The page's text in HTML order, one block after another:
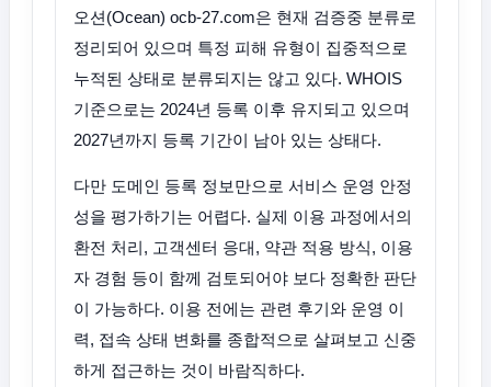
오션(Ocean) ocb-27.com은 현재 검증중 분류로
정리되어 있으며 특정 피해 유형이 집중적으로
누적된 상태로 분류되지는 않고 있다. WHOIS
기준으로는 2024년 등록 이후 유지되고 있으며
2027년까지 등록 기간이 남아 있는 상태다.
다만 도메인 등록 정보만으로 서비스 운영 안정
성을 평가하기는 어렵다. 실제 이용 과정에서의
환전 처리, 고객센터 응대, 약관 적용 방식, 이용
자 경험 등이 함께 검토되어야 보다 정확한 판단
이 가능하다. 이용 전에는 관련 후기와 운영 이
력, 접속 상태 변화를 종합적으로 살펴보고 신중
하게 접근하는 것이 바람직하다.